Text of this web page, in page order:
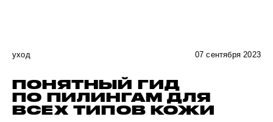
уход 07 сентября 2023
ПОНЯТНЫЙ ГИД
ПО ПИЛИНГАМ ДЛЯ
ВСЕХ ТИПОВ КОЖИ